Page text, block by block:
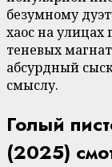
безумному
хаос на улицах
теневых
абсурдный
смыслу.
Голый
(2025)